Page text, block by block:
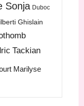
Sonja Duboc
Ghislain
Tackian
Marilyse